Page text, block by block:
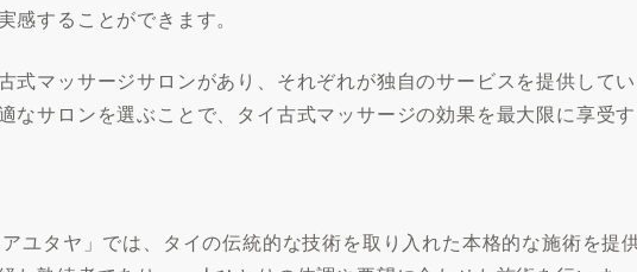
することができます。
式マッサージサロンがあり、それぞれが独自のサービスを提供してい
なサロンを選ぶことで、タイ古式マッサージの効果を最大限に享受す
ユタヤ」では、タイの伝統的な技術を取り入れた本格的な施術を提